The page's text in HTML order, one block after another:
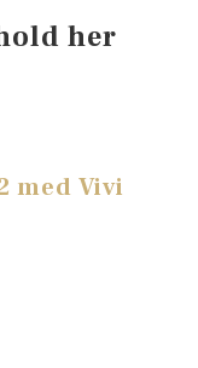
her
med Vivi